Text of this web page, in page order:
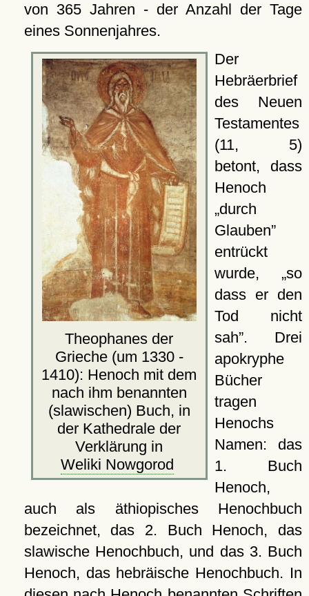
von 365 Jahren - der Anzahl der Tage
eines Sonnenjahres.
Theophanes der
Grieche (um 1330 -
1410): Henoch mit dem
nach ihm benannten
(slawischen) Buch, in
der Kathedrale der
Verklärung in
Weliki Nowgorod
Der
Hebräerbrief
des Neuen
Testamentes
(11, 5)
betont, dass
Henoch
durch
Glauben
entrückt
wurde,
so
dass er den
Tod nicht
sah . Drei
apokryphe
Bücher
tragen
Henochs
Namen: das
1. Buch
Henoch,
auch als äthiopisches Henochbuch
bezeichnet, das 2. Buch Henoch, das
slawische Henochbuch, und das 3. Buch
Henoch, das hebräische Henochbuch. In